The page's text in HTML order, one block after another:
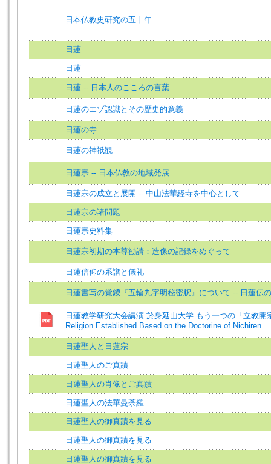
日本仏教史研究の五十年
日蓮
日蓮
日蓮 -- 日本人のこころの言葉
日蓮のエゾ認識とその歴史的意義
日蓮の寺
日蓮の神祇観
日蓮宗 -- 日本仏教の地域発展
日蓮宗の成立と展開 -- 中山法華経寺を中心として
日蓮宗の諸問題
日蓮宗史料集
日蓮宗初期の本尊勧請：造像の記録をめぐって
日蓮信仰の系譜と儀礼
日蓮書写の覚鑁『五輪九字明秘密釈』について -- 日蓮伝
日蓮教学研究大会講演 於身延山大学 もう一つの「立教開
Religion Established Based on the Doctorine of Nichiren
日蓮聖人と日蓮宗
日蓮聖人のご真蹟
日蓮聖人の肖像とご真蹟
日蓮聖人の法華曼荼羅
日蓮聖人の御真蹟を見る
日蓮聖人の御真蹟を見る
日蓮聖人の御真蹟を見る